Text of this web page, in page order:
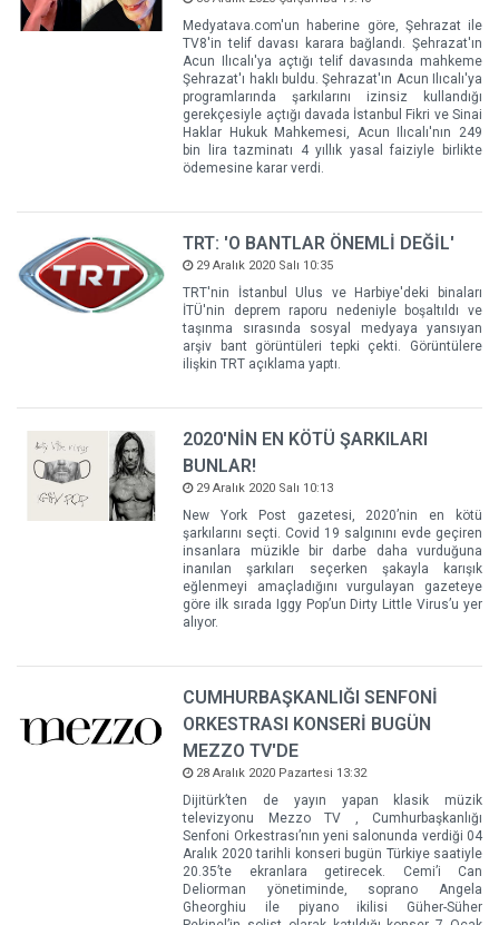
Medyatava.com'un haberine göre, Şehrazat ile
TV8'in telif davası karara bağlandı. Şehrazat'ın
Acun Ilıcalı'ya açtığı telif davasında mahkeme
Şehrazat'ı haklı buldu. Şehrazat'ın Acun Ilıcalı'ya
programlarında şarkılarını izinsiz kullandığı
gerekçesiyle açtığı davada İstanbul Fikri ve Sinai
Haklar Hukuk Mahkemesi, Acun Ilıcalı'nın 249
bin lira tazminatı 4 yıllık yasal faiziyle birlikte
ödemesine karar verdi.
TRT: 'O BANTLAR ÖNEMLİ DEĞİL'
29 Aralık 2020 Salı 10:35
TRT'nin İstanbul Ulus ve Harbiye'deki binaları
İTÜ'nin deprem raporu nedeniyle boşaltıldı ve
taşınma sırasında sosyal medyaya yansıyan
arşiv bant görüntüleri tepki çekti. Görüntülere
ilişkin TRT açıklama yaptı.
2020'NİN EN KÖTÜ ŞARKILARI
BUNLAR!
29 Aralık 2020 Salı 10:13
New York Post gazetesi, 2020’nin en kötü
şarkılarını seçti. Covid 19 salgınını evde geçiren
insanlara müzikle bir darbe daha vurduğuna
inanılan şarkıları seçerken şakayla karışık
eğlenmeyi amaçladığını vurgulayan gazeteye
göre ilk sırada Iggy Pop’un Dirty Little Virus’u yer
alıyor.
CUMHURBAŞKANLIĞI SENFONİ
ORKESTRASI KONSERİ BUGÜN
MEZZO TV'DE
28 Aralık 2020 Pazartesi 13:32
Dijitürk’ten de yayın yapan klasik müzik
televizyonu Mezzo TV , Cumhurbaşkanlığı
Senfoni Orkestrası’nın yeni salonunda verdiği 04
Aralık 2020 tarihli konseri bugün Türkiye saatiyle
20.35’te ekranlara getirecek. Cemi’i Can
Deliorman yönetiminde, soprano Angela
Gheorghiu ile piyano ikilisi Güher-Süher